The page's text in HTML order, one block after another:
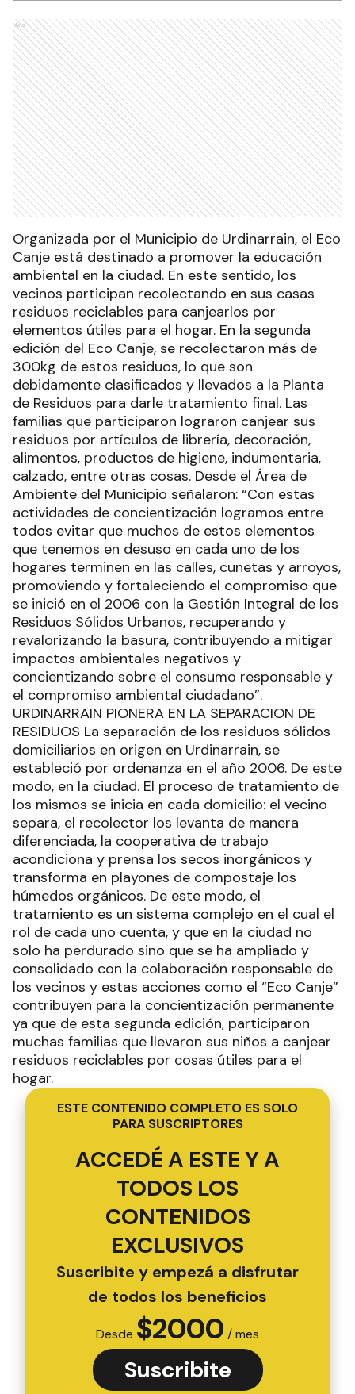
Ads
Organizada por el Municipio de Urdinarrain, el Eco
Canje está destinado a promover la educación
ambiental en la ciudad. En este sentido, los
vecinos participan recolectando en sus casas
residuos reciclables para canjearlos por
elementos útiles para el hogar. En la segunda
edición del Eco Canje, se recolectaron más de
300kg de estos residuos, lo que son
debidamente clasificados y llevados a la Planta
de Residuos para darle tratamiento final. Las
familias que participaron lograron canjear sus
residuos por artículos de librería, decoración,
alimentos, productos de higiene, indumentaria,
calzado, entre otras cosas. Desde el Área de
Ambiente del Municipio señalaron: “Con estas
actividades de concientización logramos entre
todos evitar que muchos de estos elementos
que tenemos en desuso en cada uno de los
hogares terminen en las calles, cunetas y arroyos,
promoviendo y fortaleciendo el compromiso que
se inició en el 2006 con la Gestión Integral de los
Residuos Sólidos Urbanos, recuperando y
revalorizando la basura, contribuyendo a mitigar
impactos ambientales negativos y
concientizando sobre el consumo responsable y
el compromiso ambiental ciudadano”.
URDINARRAIN PIONERA EN LA SEPARACION DE
RESIDUOS La separación de los residuos sólidos
domiciliarios en origen en Urdinarrain, se
estableció por ordenanza en el año 2006. De este
modo, en la ciudad. El proceso de tratamiento de
los mismos se inicia en cada domicilio: el vecino
separa, el recolector los levanta de manera
diferenciada, la cooperativa de trabajo
acondiciona y prensa los secos inorgánicos y
transforma en playones de compostaje los
húmedos orgánicos. De este modo, el
tratamiento es un sistema complejo en el cual el
rol de cada uno cuenta, y que en la ciudad no
solo ha perdurado sino que se ha ampliado y
consolidado con la colaboración responsable de
los vecinos y estas acciones como el “Eco Canje”
contribuyen para la concientización permanente
ya que de esta segunda edición, participaron
muchas familias que llevaron sus niños a canjear
residuos reciclables por cosas útiles para el
hogar.
ESTE CONTENIDO COMPLETO ES SOLO
PARA SUSCRIPTORES
ACCEDÉ A ESTE Y A
TODOS LOS
CONTENIDOS
EXCLUSIVOS
Suscribite y empezá a disfrutar
de todos los beneficios
Desde $2000 / mes
Suscribite